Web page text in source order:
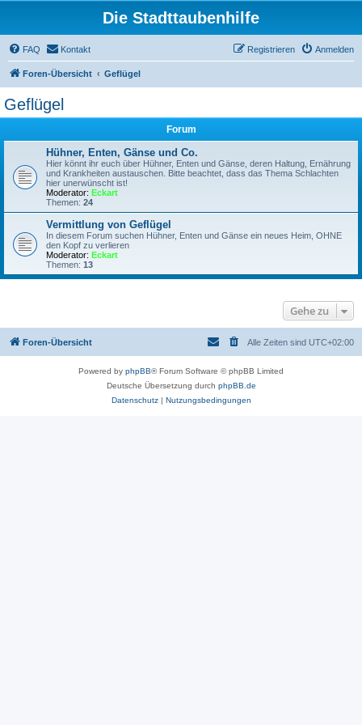
Die Stadttaubenhilfe
FAQ Kontakt Anmelden
Registrieren
Foren-Übersicht Geflügel
Geflügel
Forum
Hühner, Enten, Gänse und Co.
Hier könnt ihr euch über Hühner, Enten und Gänse, deren Haltung, Ernährung
und Krankheiten austauschen. Bitte beachtet, dass das Thema Schlachten
hier unerwünscht ist!
Moderator: Eckart
Themen: 24
Vermittlung von Geflügel
In diesem Forum suchen Hühner, Enten und Gänse ein neues Heim, OHNE
den Kopf zu verlieren
Moderator: Eckart
Themen: 13
Gehe zu
Foren-Übersicht Alle Zeiten sind UTC+02:00
Powered by phpBB® Forum Software © phpBB Limited
Deutsche Übersetzung durch phpBB.de
Datenschutz| Nutzungsbedingungen